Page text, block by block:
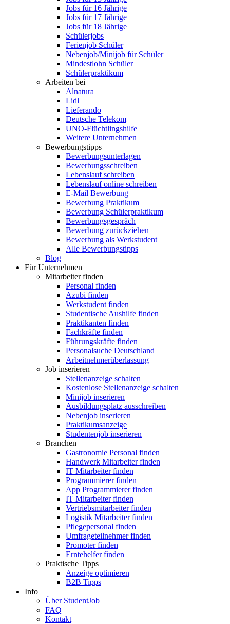
Jobs für 16 Jährige
Jobs für 17 Jährige
Jobs für 18 Jährige
Schülerjobs
Ferienjob Schüler
Nebenjob/Minijob für Schüler
Mindestlohn Schüler
Schülerpraktikum
Arbeiten bei
Alnatura
Lidl
Lieferando
Deutsche Telekom
UNO-Flüchtlingshilfe
Weitere Unternehmen
Bewerbungstipps
Bewerbungsunterlagen
Bewerbungsschreiben
Lebenslauf schreiben
Lebenslauf online schreiben
E-Mail Bewerbung
Bewerbung Praktikum
Bewerbung Schülerpraktikum
Bewerbungsgespräch
Bewerbung zurückziehen
Bewerbung als Werkstudent
Alle Bewerbungstipps
Blog
Für Unternehmen
Mitarbeiter finden
Personal finden
Azubi finden
Werkstudent finden
Studentische Aushilfe finden
Praktikanten finden
Fachkräfte finden
Führungskräfte finden
Personalsuche Deutschland
Arbeitnehmerüberlassung
Job inserieren
Stellenanzeige schalten
Kostenlose Stellenanzeige schalten
Minijob inserieren
Ausbildungsplatz ausschreiben
Nebenjob inserieren
Praktikumsanzeige
Studentenjob inserieren
Branchen
Gastronomie Personal finden
Handwerk Mitarbeiter finden
IT Mitarbeiter finden
Programmierer finden
App Programmierer finden
IT Mitarbeiter finden
Vertriebsmitarbeiter finden
Logistik Mitarbeiter finden
Pflegepersonal finden
Umfrageteilnehmer finden
Promoter finden
Erntehelfer finden
Praktische Tipps
Anzeige optimieren
B2B Tipps
Info
Über StudentJob
FAQ
Kontakt